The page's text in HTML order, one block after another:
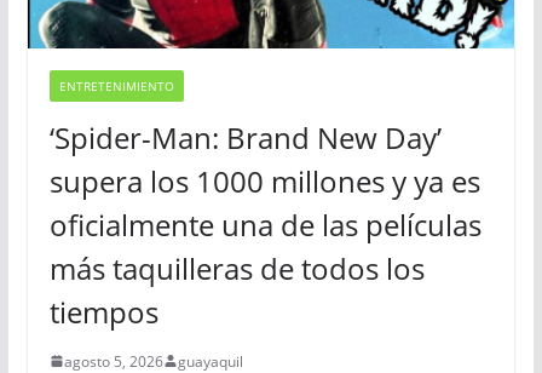
ENTRETENIMIENTO
‘Spider-Man: Brand New Day’
supera los 1000 millones y ya es
oficialmente una de las películas
más taquilleras de todos los
tiempos
agosto 5, 2026 guayaquil